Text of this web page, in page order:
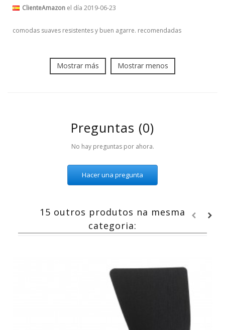
ClienteAmazon el día 2019-06-23
comodas suaves resistentes y buen agarre. recomendadas
Mostrar más Mostrar menos
Preguntas (0)
No hay preguntas por ahora.
Hacer una pregunta
15 outros produtos na mesma
categoria: